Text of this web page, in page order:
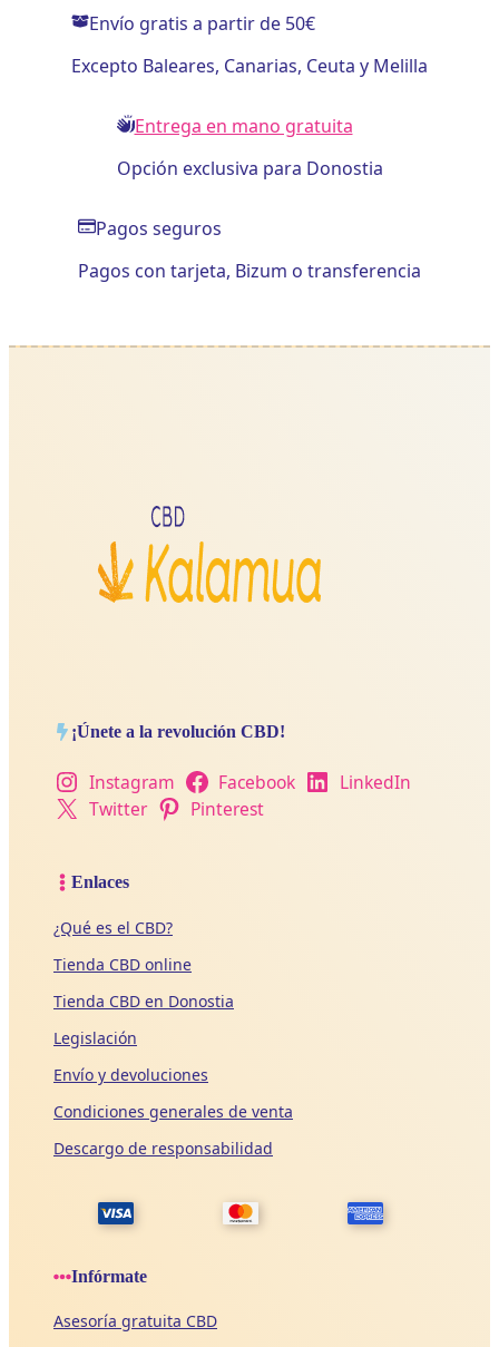
Envío gratis a partir de 50€
Excepto Baleares, Canarias, Ceuta y Melilla
Entrega en mano gratuita
Opción exclusiva para Donostia
Pagos seguros
Pagos con tarjeta, Bizum o transferencia
¡Únete a la revolución CBD!
Instagram Facebook
LinkedIn
Twitter
Pinterest
Enlaces
¿Qué es el CBD?
Tienda CBD online
Tienda CBD en Donostia
Legislación
Envío y devoluciones
Condiciones generales de venta
Descargo de responsabilidad
Infórmate
Asesoría gratuita CBD